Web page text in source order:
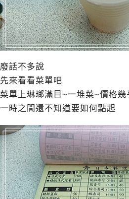
廢話不多說
先來看看菜單吧
菜單上琳瑯滿目~一堆菜~價格幾
一時之間還不知道要如何點起